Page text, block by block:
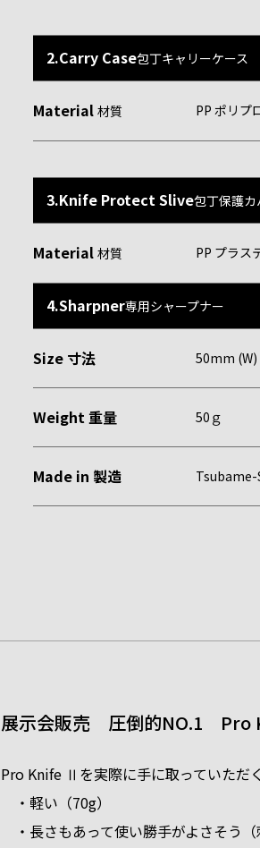
2.Carry Case包丁キャリーケース
Material 材質 PP ポリプ
3.Knife Protect Slive包丁保護カ
Material 材質 PP プラス
4.Sharpner専用シャープナー
Size 寸法 50mm
Weight 重量 50ｇ
Made in 製造
展示会販売 圧倒的NO.1 Pro
Pro Knife Ⅱを実際に手に取っていただ
・軽い（70g）
・長さもあって使い勝手がよさそう（